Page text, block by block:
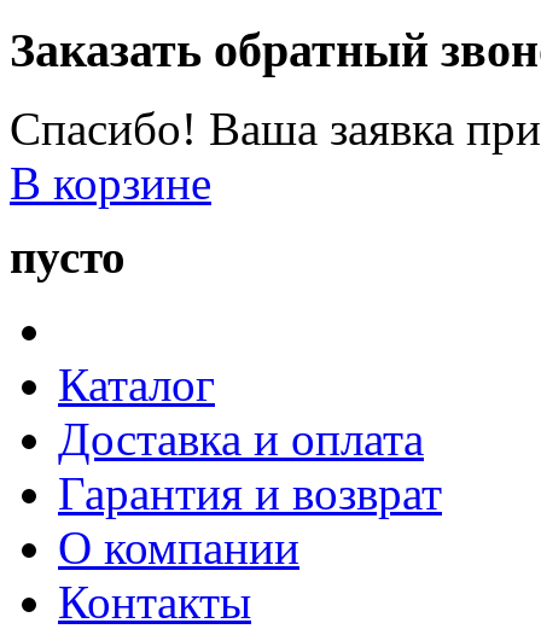
Заказать обратный
Спасибо! Ваша заявка
В корзине
пусто
Каталог
Доставка и оплата
Гарантия и возврат
О компании
Контакты